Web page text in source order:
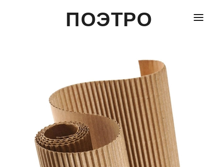
ПОЭТРО
КРАФТ ПАКЕТЫ С РУЧКАМИ
ПАКЕТЫ, МЕШКИ
БУМАГА И УПАКОВКА
УСЛУГИ